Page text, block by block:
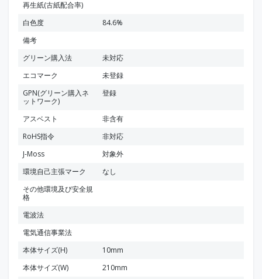
再生紙(古紙配合率)
白色度
84.6%
備考
グリーン購入法
未対応
エコマーク
未登録
GPN(グリーン購入ネ
ットワーク)
登録
アスベスト
非含有
RoHS指令
非対応
J-Moss
対象外
環境自己主張マーク
なし
その他環境及び安全規
格
電波法
電気通信事業法
本体サイズ(H)
10mm
本体サイズ(W)
210mm